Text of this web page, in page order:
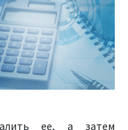
ее, а затем